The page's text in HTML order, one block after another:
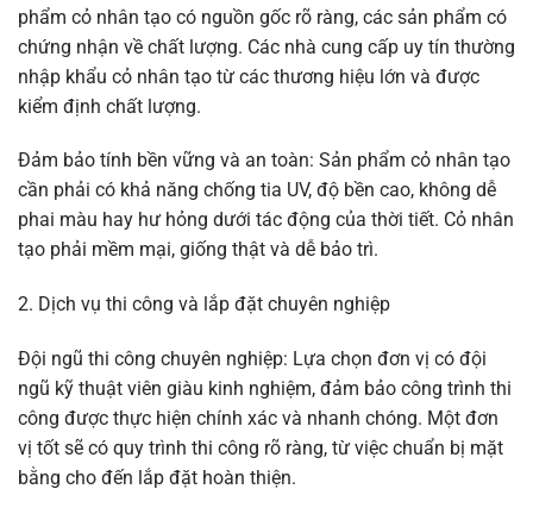
phẩm cỏ nhân tạo có nguồn gốc rõ ràng, các sản phẩm có
chứng nhận về chất lượng. Các nhà cung cấp uy tín thường
nhập khẩu cỏ nhân tạo từ các thương hiệu lớn và được
kiểm định chất lượng.
Đảm bảo tính bền vững và an toàn: Sản phẩm cỏ nhân tạo
cần phải có khả năng chống tia UV, độ bền cao, không dễ
phai màu hay hư hỏng dưới tác động của thời tiết. Cỏ nhân
tạo phải mềm mại, giống thật và dễ bảo trì.
2. Dịch vụ thi công và lắp đặt chuyên nghiệp
Đội ngũ thi công chuyên nghiệp: Lựa chọn đơn vị có đội
ngũ kỹ thuật viên giàu kinh nghiệm, đảm bảo công trình thi
công được thực hiện chính xác và nhanh chóng. Một đơn
vị tốt sẽ có quy trình thi công rõ ràng, từ việc chuẩn bị mặt
bằng cho đến lắp đặt hoàn thiện.